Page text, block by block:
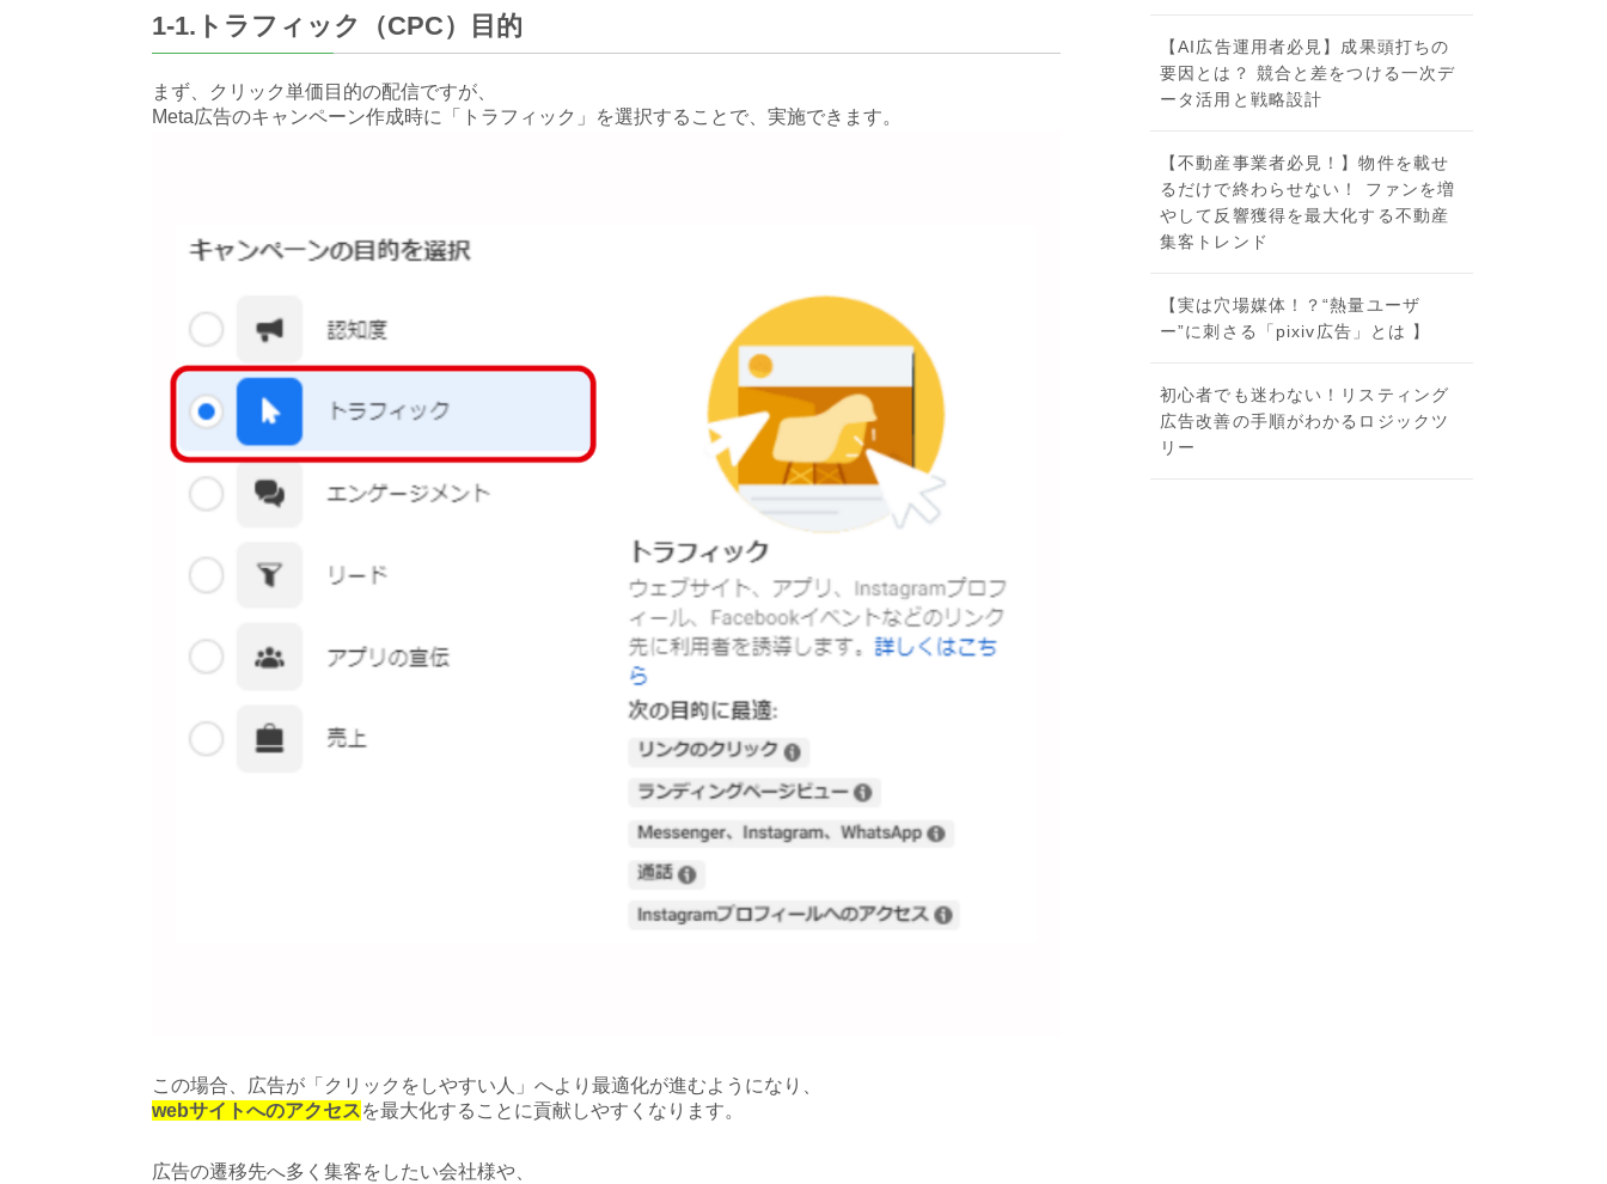
1-1.トラフィック（CPC）目的
まず、クリック単価目的の配信ですが、
Meta広告のキャンペーン作成時に「トラフィック」を選択することで、実施できます。
この場合、広告が「クリックをしやすい人」へより最適化が進むようになり、
webサイトへのアクセスを最大化することに貢献しやすくなります。
広告の遷移先へ多く集客をしたい会社様や、
【AI広告運用者必見】成果頭打ちの
要因とは？ 競合と差をつける一次デ
ータ活用と戦略設計
【不動産事業者必見！】物件を載せ
るだけで終わらせない！ ファンを増
やして反響獲得を最大化する不動産
集客トレンド
【実は穴場媒体！？“熱量ユーザ
ー”に刺さる「pixiv広告」とは 】
初心者でも迷わない！リスティング
広告改善の手順がわかるロジックツ
リー